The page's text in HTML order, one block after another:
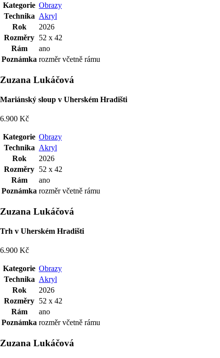
Kategorie Obrazy
Technika Akryl
Rok
2026
Rozměry 52 x 42
Rám
ano
Poznámka rozměr včetně rámu
Zuzana Lukáčová
Mariánský sloup v Uherském Hradišti
6.900 Kč
Kategorie Obrazy
Technika Akryl
Rok
2026
Rozměry 52 x 42
Rám
ano
Poznámka rozměr včetně rámu
Zuzana Lukáčová
Trh v Uherském Hradišti
6.900 Kč
Kategorie Obrazy
Technika Akryl
Rok
2026
Rozměry 52 x 42
Rám
ano
Poznámka rozměr včetně rámu
Zuzana Lukáčová